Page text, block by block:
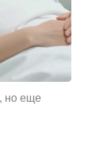
но еще